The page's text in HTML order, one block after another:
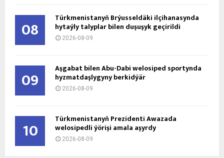
08 Türkmenistanyň Brýusseldäki ilçihanasynda
hytaýly talyplar bilen duşuşyk geçirildi
2026-08-09
09 Aşgabat bilen Abu-Dabi welosiped sportynda
hyzmatdaşlygyny berkidýär
2026-08-09
10 Türkmenistanyň Prezidenti Awazada
welosipedli ýörişi amala aşyrdy
2026-08-09